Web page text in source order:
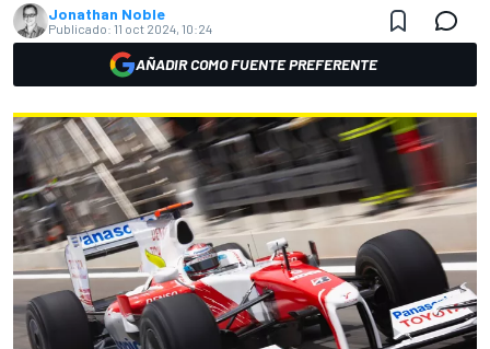
Jonathan Noble
Publicado: 11 oct 2024, 10:24
AÑADIR COMO FUENTE PREFERENTE